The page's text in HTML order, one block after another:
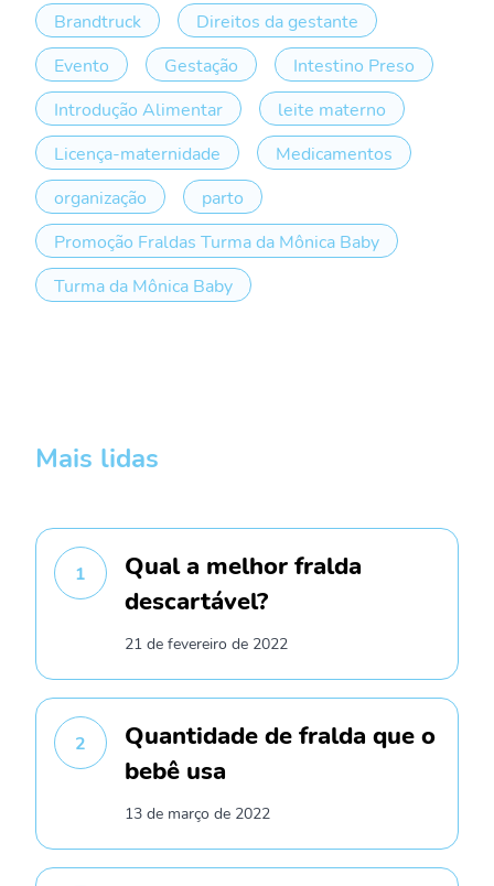
Brandtruck
Direitos da gestante
Evento
Gestação
Intestino Preso
Introdução Alimentar
leite materno
Licença-maternidade
Medicamentos
organização
parto
Promoção Fraldas Turma da Mônica Baby
Turma da Mônica Baby
Mais lidas
1
Qual a melhor fralda
descartável?
21 de fevereiro de 2022
2
Quantidade de fralda que o
bebê usa
13 de março de 2022